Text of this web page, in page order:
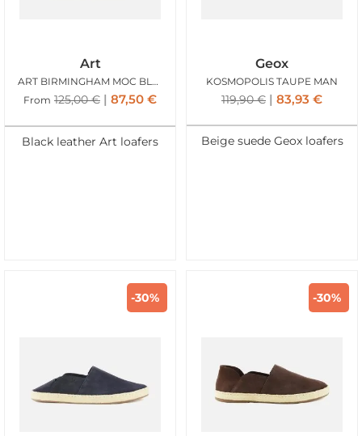
Art
ART BIRMINGHAM MOC BLACK
From 125,00€ 87,50 €
Black leather Art loafers
Geox
KOSMOPOLIS TAUPE MAN
119,90€ 83,93 €
Beige suede Geox loafers
-30% -30%